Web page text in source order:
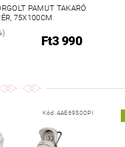
PAMUT TAKARÓ
75X100CM
Ft3 990
Kód: AAE69S0OPI